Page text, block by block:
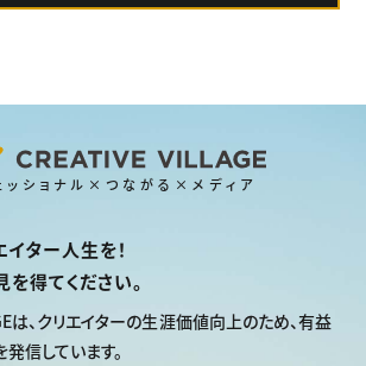
ッショナル×つながる×メディア
ター人生を！
得てください。
は、 クリエイターの生涯価値向上のため、有益
信しています。